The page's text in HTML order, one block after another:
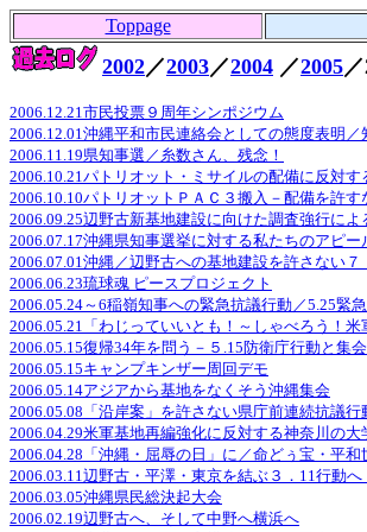
Toppage
2002／2003／2004 ／2005
2006.12.21市民投票９周年シンポジウム
2006.12.01沖縄平和市民連絡会としての態度表明
2006.11.19県知事選／糸数さん、残念！
2006.10.21パトリオット・ミサイルの配備に反対す
2006.10.10パトリオットＰＡＣ３搬入－配備を許す
2006.09.25辺野古新基地建設に向けた調査強行に
2006.07.17沖縄県知事選挙に対する私たちのアピー
2006.07.01沖縄／辺野古への基地建設を許さない７
2006.06.23琉球魂 ピースプロジェクト
2006.05.24～6稲嶺知事への緊急抗議行動／5.25緊
2006.05.21「わじっていいとも！～しゃべろう！米
2006.05.15復帰34年を問う－５.15防衛庁行動と集会
2006.05.15キャンプキンザー周回デモ
2006.05.14アジアから基地をなくそう沖縄集会
2006.05.08「沿岸案」を許さない県庁前連続抗議行
2006.04.29米軍基地再編強化に反対する神奈川の大
2006.04.28「沖縄・屈辱の日」に／命どぅ宝・平和
2006.03.11辺野古・平澤・東京を結ぶ３．11行動へ
2006.03.05沖縄県民総決起大会
2006.02.19辺野古へ、そして中野へ横浜へ